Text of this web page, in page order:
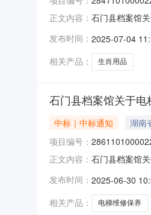
正文内容： 石门县档案馆
报价起止时间:-
发布时间： 2025-07-04
相关产品：
生肖用品
石门县档案馆关于
中标｜中标通知 湖南
项目编号：
正文内容： 石门县档案馆
市石门县报价
发布时间： 2025-06-30
相关产品：
电梯维修保养